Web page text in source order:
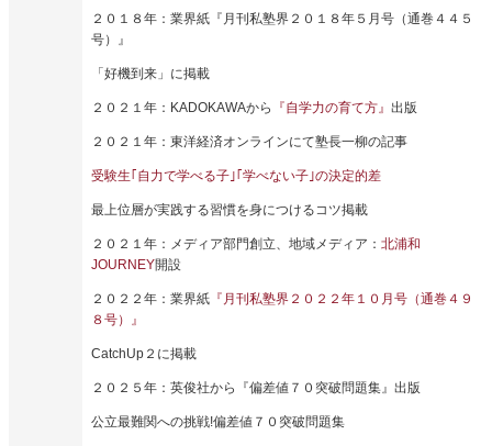
２０１８年：業界紙『月刊私塾界２０１８年５月号（通巻４４５
号）』
「好機到来」に掲載
２０２１年：KADOKAWAから 『自学力の育て方』 出版
２０２１年：東洋経済オンラインにて塾長一柳の記事
受験生｢自力で学べる子｣｢学べない子｣の決定的差
最上位層が実践する習慣を身につけるコツ掲載
２０２１年：メディア部門創立、地域メディア： 北浦和
JOURNEY開設
２０２２年：業界紙 『月刊私塾界２０２２年１０月号（通巻４９
８号）』
CatchUp２に掲載
２０２５年：英俊社から『偏差値７０突破問題集』出版
公立最難関への挑戦!偏差値７０突破問題集